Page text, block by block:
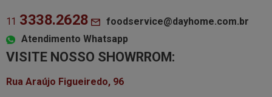
11 3338.2628
foodservice@dayhome.com.br
Atendimento Whatsapp
VISITE NOSSO SHOWRROM:
Rua Araújo Figueiredo, 96